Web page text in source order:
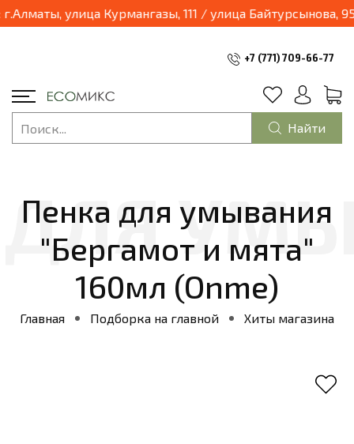
03.04.2025 наш магазин переходит в формат шоурум и будет находиться по адресу: г.Алматы, улица
+7 (771) 709-66-77
Найти
Пенка для умывания
"Бергамот и мята"
160мл (Onme)
Главная Подборка на главной Хиты магазина